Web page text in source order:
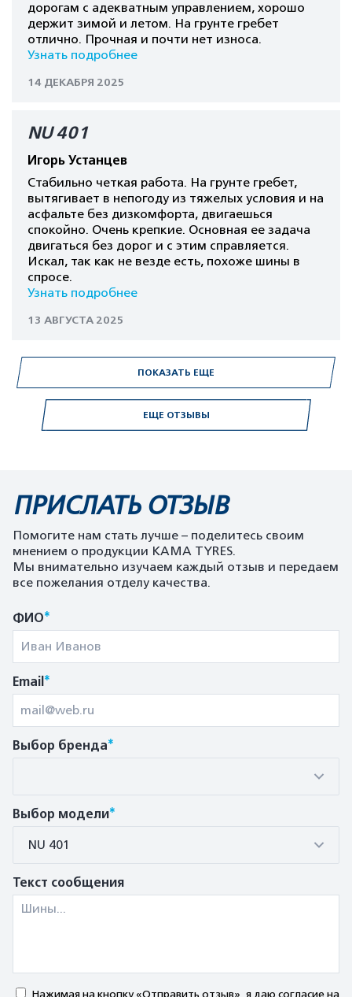
ЕЩЕ ОТЗЫВЫ
дорогам с адекватным управлением, хорошо
держит зимой и летом. На грунте гребет
отлично. Прочная и почти нет износа.
Узнать подробнее
14 ДЕКАБРЯ 2025
NU 401
Игорь Устанцев
Стабильно четкая работа. На грунте гребет,
вытягивает в непогоду из тяжелых условия и на
асфальте без дизкомфорта, двигаешься
спокойно. Очень крепкие. Основная ее задача
двигаться без дорог и с этим справляется.
Искал, так как не везде есть, похоже шины в
спросе.
Узнать подробнее
13 АВГУСТА 2025
ПОКАЗАТЬ ЕЩЕ
ПРИСЛАТЬ ОТЗЫВ
Помогите нам стать лучше – поделитесь своим
мнением о продукции KAMA TYRES.
Мы внимательно изучаем каждый отзыв и передаем
все пожелания отделу качества.
ФИО*
Email*
Выбор бренда*
Выбор модели*
NU 401
Текст сообщения
Нажимая на кнопку «Отправить отзыв», я даю согласие на